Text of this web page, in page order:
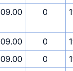
09.00 0
09.00 0
09.00 0